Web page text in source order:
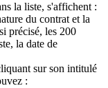
la liste, s'affichent :
du contrat et la
précisé, les 200
la date de
sur son intitulé
: